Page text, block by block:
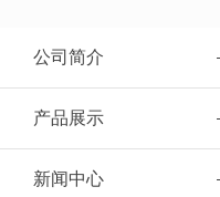
公司简介
产品展示
新闻中心